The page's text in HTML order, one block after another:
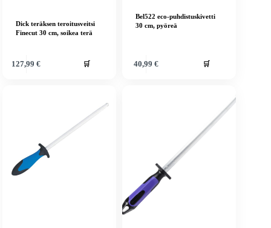
Dick teräksen teroitusveitsi
Finecut 30 cm, soikea terä
127,99€ 🛒
Bel522 eco-puhdistuskivetti
30 cm, pyöreä
40,99 € 🛒